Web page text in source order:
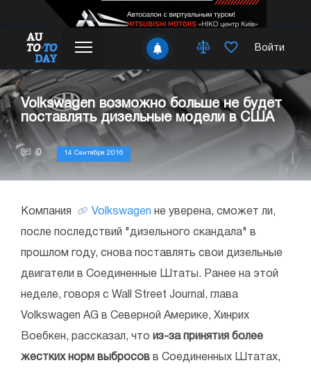
Войти
Volkswagen возможно больше не будет
поставлять дизельные модели в США
0 14 Сентября 2016
Компания Volkswagen не уверена, сможет ли,
после последствий "дизельного скандала" в
прошлом году, снова поставлять свои дизельные
двигатели в Соединенные Штаты. Ранее на этой
неделе, говоря с Wall Street Journal, глава
Volkswagen AG в Северной Америке, Хинрих
Воебкен, рассказал, что из-за принятия более
жестких норм выбросов в Соединенных Штатах,